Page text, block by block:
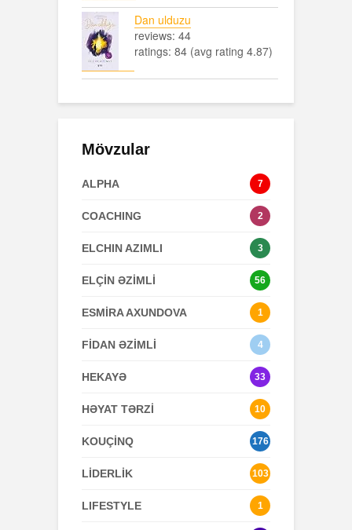
Dan ulduzu
reviews: 44
ratings: 84 (avg rating 4.87)
Mövzular
ALPHA 7
COACHING 2
ELCHIN AZIMLI 3
ELÇİN ƏZİMLİ 56
ESMİRA AXUNDOVA 1
FİDAN ƏZİMLİ 4
HEKAYƏ 33
HƏYAT TƏRZİ 10
KOUÇİNQ 176
LİDERLİK 103
LIFESTYLE 1